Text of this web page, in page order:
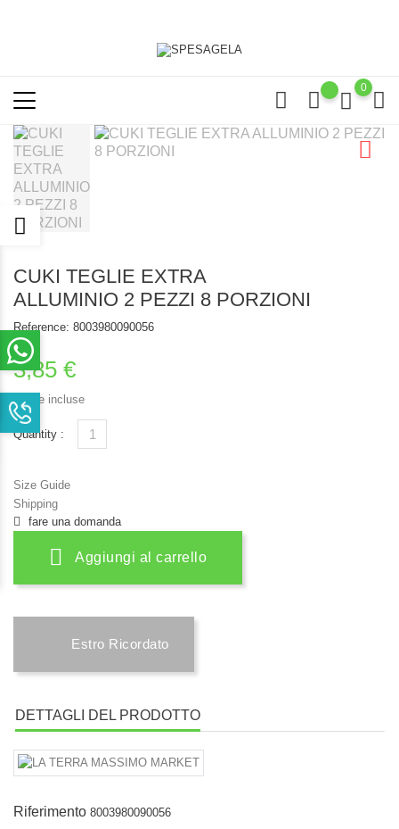
0
CUKI TEGLIE EXTRA
ALLUMINIO 2 PEZZI 8 PORZIONI
Reference: 8003980090056
3,85 €
Tasse incluse
Quantity :
Size Guide
Shipping
fare una domanda
Aggiungi al carrello
Estro Ricordato
DETTAGLI DEL PRODOTTO
Riferimento 8003980090056